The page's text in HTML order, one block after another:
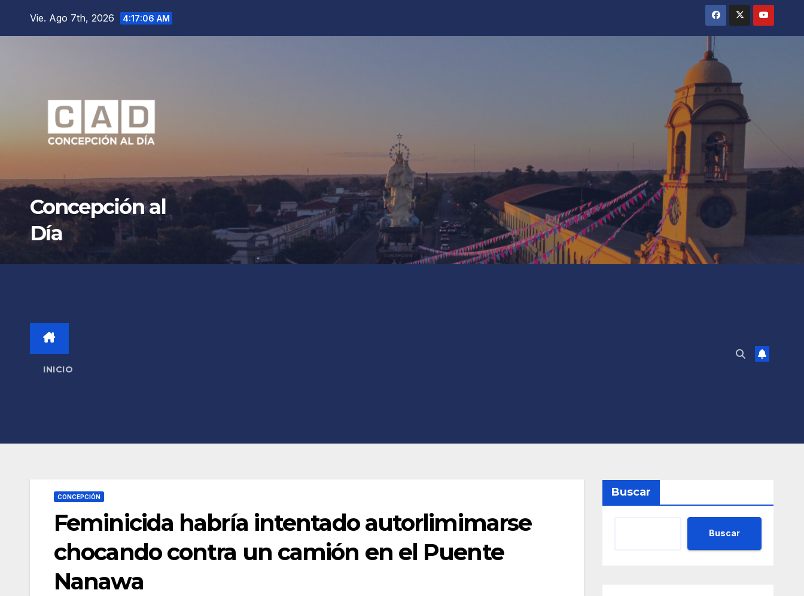
Vie. Ago 7th, 2026 4:17:08 AM
Concepción al
Día
INICIO
CONCEPCIÓN
Feminicida habría intentado autorlimimarse
chocando contra un camión en el Puente
Nanawa
Buscar
Buscar